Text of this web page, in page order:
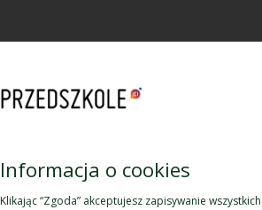
Informacja o cookies
Klikając “Zgoda” akceptujesz zapisywanie